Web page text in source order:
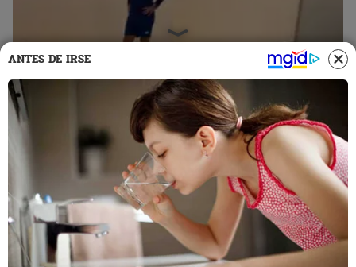
13 Sep 2022 | 21:58 h
¿Al estilo Christian Cueva? Alex Valera es
captado entrenando de singular forma en Arabia
y es viral [VIDEO]
ANTES DE IRSE